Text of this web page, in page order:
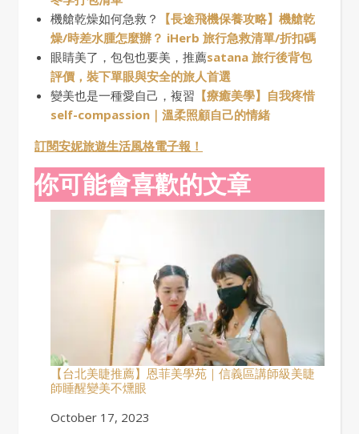
機艙乾燥如何急救？
【長途飛機保養攻略】機艙乾
燥/時差水腫怎麼辦？ iHerb 旅行急救清單/折扣碼
眼睛美了，包包也要美，推薦satana 旅行後背包
評價，裝下單眼與安全的旅人首選
變美也是一種愛自己，複習 【療癒美學】自我疼惜
self-compassion｜溫柔照顧自己的情緒
訂閱安妮旅遊生活風格電子報！
你可能會喜歡的文章
【台北美睫推薦】恩菲美學苑｜信義區講師級美睫
師睡醒變美不燻眼
Date
October 17, 2023